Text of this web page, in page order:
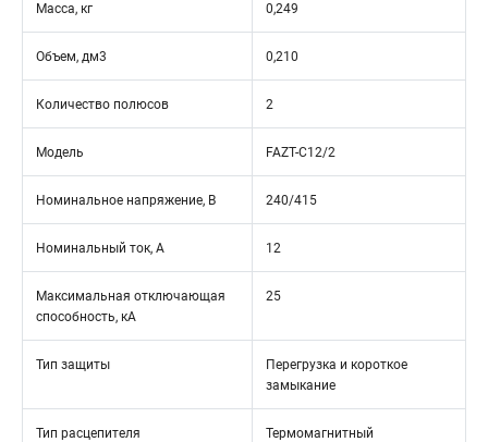
Масса, кг 0,249
Объем, дм3 0,210
Количество полюсов 2
Модель FAZT-C12/2
Номинальное напряжение, В 240/415
Номинальный ток, А 12
Максимальная отключающая
способность, кА
25
Тип защиты
Перегрузка и короткое
замыкание
Тип расцепителя Термомагнитный